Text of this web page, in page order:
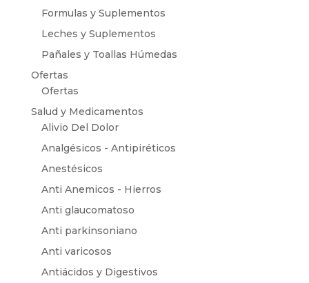
Formulas y Suplementos
Leches y Suplementos
Pañales y Toallas Húmedas
Ofertas
Ofertas
Salud y Medicamentos
Alivio Del Dolor
Analgésicos - Antipiréticos
Anestésicos
Anti Anemicos - Hierros
Anti glaucomatoso
Anti parkinsoniano
Anti varicosos
Antiácidos y Digestivos